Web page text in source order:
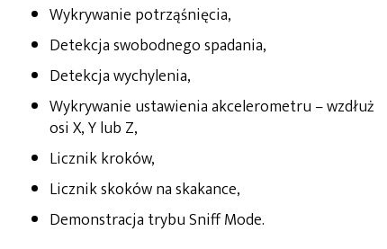
Wykrywanie potrząśnięcia,
Detekcja swobodnego spadania,
Detekcja wychylenia,
Wykrywanie ustawienia akcelerometru – wzdłuż
osi X, Y lub Z,
Licznik kroków,
Licznik skoków na skakance,
Demonstracja trybu Sniff Mode.